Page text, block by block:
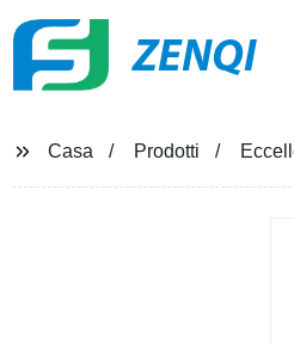
ZENQI
Casa Prodotti